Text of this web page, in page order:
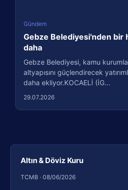
Altın & Döviz Kuru
TCMB · 08/06/2026
Gündem
Gebze Belediyesi'nden bir
daha
Gebze Belediyesi, kamu
altyapısını güçlendirecek
daha ekliyor.KOCAELİ (İG...
29.07.2026